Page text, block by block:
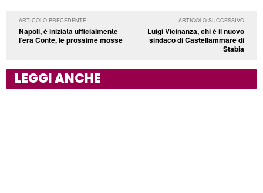
ARTICOLO PRECEDENTE
Napoli, è iniziata ufficialmente
l’era Conte, le prossime mosse
ARTICOLO SUCCESSIVO
Luigi Vicinanza, chi è il nuovo
sindaco di Castellammare di
Stabia
LEGGI ANCHE